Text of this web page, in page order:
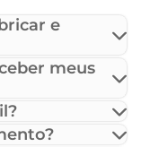
e
meus